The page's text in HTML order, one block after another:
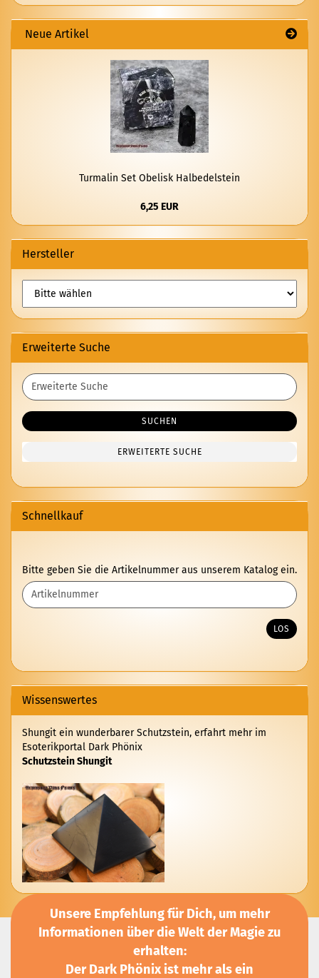
Neue Artikel
Turma­lin Set Obe­lisk Halb­edel­stein
6,25 EUR
Hersteller
Erweiterte Suche
Erweiterte
Suche
SUCHEN
ERWEITERTE SUCHE
Schnellkauf
BITTE
GEBEN
SIE
DIE
KATALOG
EIN.
Bitte geben Sie die Artikelnummer aus unserem Katalog ein.
LOS
Wissenswertes
Shungit ein wunderbarer Schutzstein, erfahrt mehr im
Esoterikportal Dark Phönix
Schutzstein Shungit
Unsere Empfehlung für Dich, um mehr
Informationen über die Welt der Magie zu
erhalten:
Der Dark Phönix ist mehr als ein